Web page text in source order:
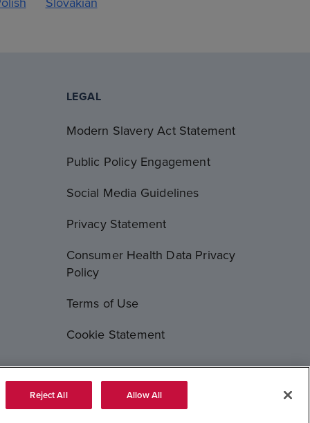
LEGAL
Modern Slavery Act Statement
Public Policy Engagement
Social Media Guidelines
Privacy Statement
Consumer Health Data Privacy
Policy
Terms of Use
Cookie Statement
Reject All Allow All